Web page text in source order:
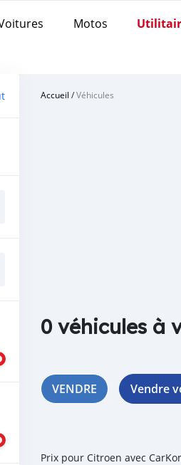
Motos
Accueil /Véhicules
0 véhicules à
VENDRE Vendre
Prix pour Citroen avec